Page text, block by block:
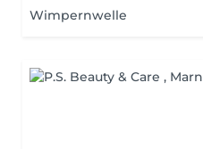
Wimpernwelle